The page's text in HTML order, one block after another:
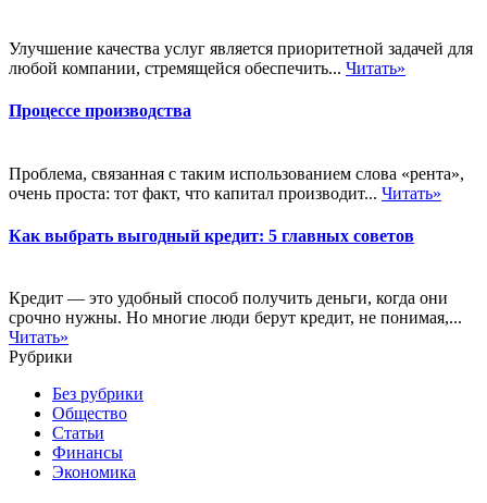
Улучшение качества услуг является приоритетной задачей для
любой компании, стремящейся обеспечить... Читать»
Процессе производства
Проблема, связанная с таким использованием слова «рента»,
очень проста: тот факт, что капитал производит... Читать»
Как выбрать выгодный кредит: 5 главных советов
Кредит — это удобный способ получить деньги, когда они
срочно нужны. Но многие люди берут кредит, не понимая,...
Читать»
Рубрики
Без рубрики
Общество
Статьи
Финансы
Экономика